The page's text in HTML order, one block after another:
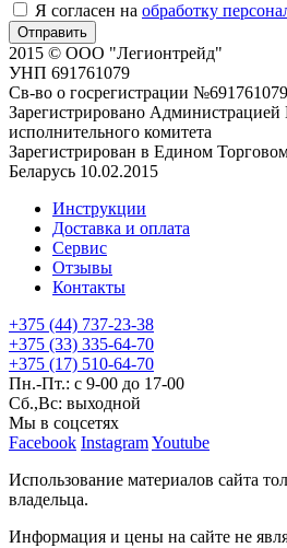
Я согласен на обработку
Отправить
2015 © ООО "Легионтрейд"
УНП 691761079
Св-во о госрегистрации
Зарегистрировано
исполнительного комитета
Зарегистрирован в Едином
Беларусь 10.02.2015
Инструкции
Доставка и оплата
Сервис
Отзывы
Контакты
+375 (44) 737-23-38
+375 (33) 335-64-70
+375 (17) 510-64-70
Пн.-Пт.: с 9-00 до 17-00
Сб.,Вс: выходной
Мы в соцсетях
Facebook InstagramYoutube
Использование материалов сайта
владельца.
Информация и цены на сайте не